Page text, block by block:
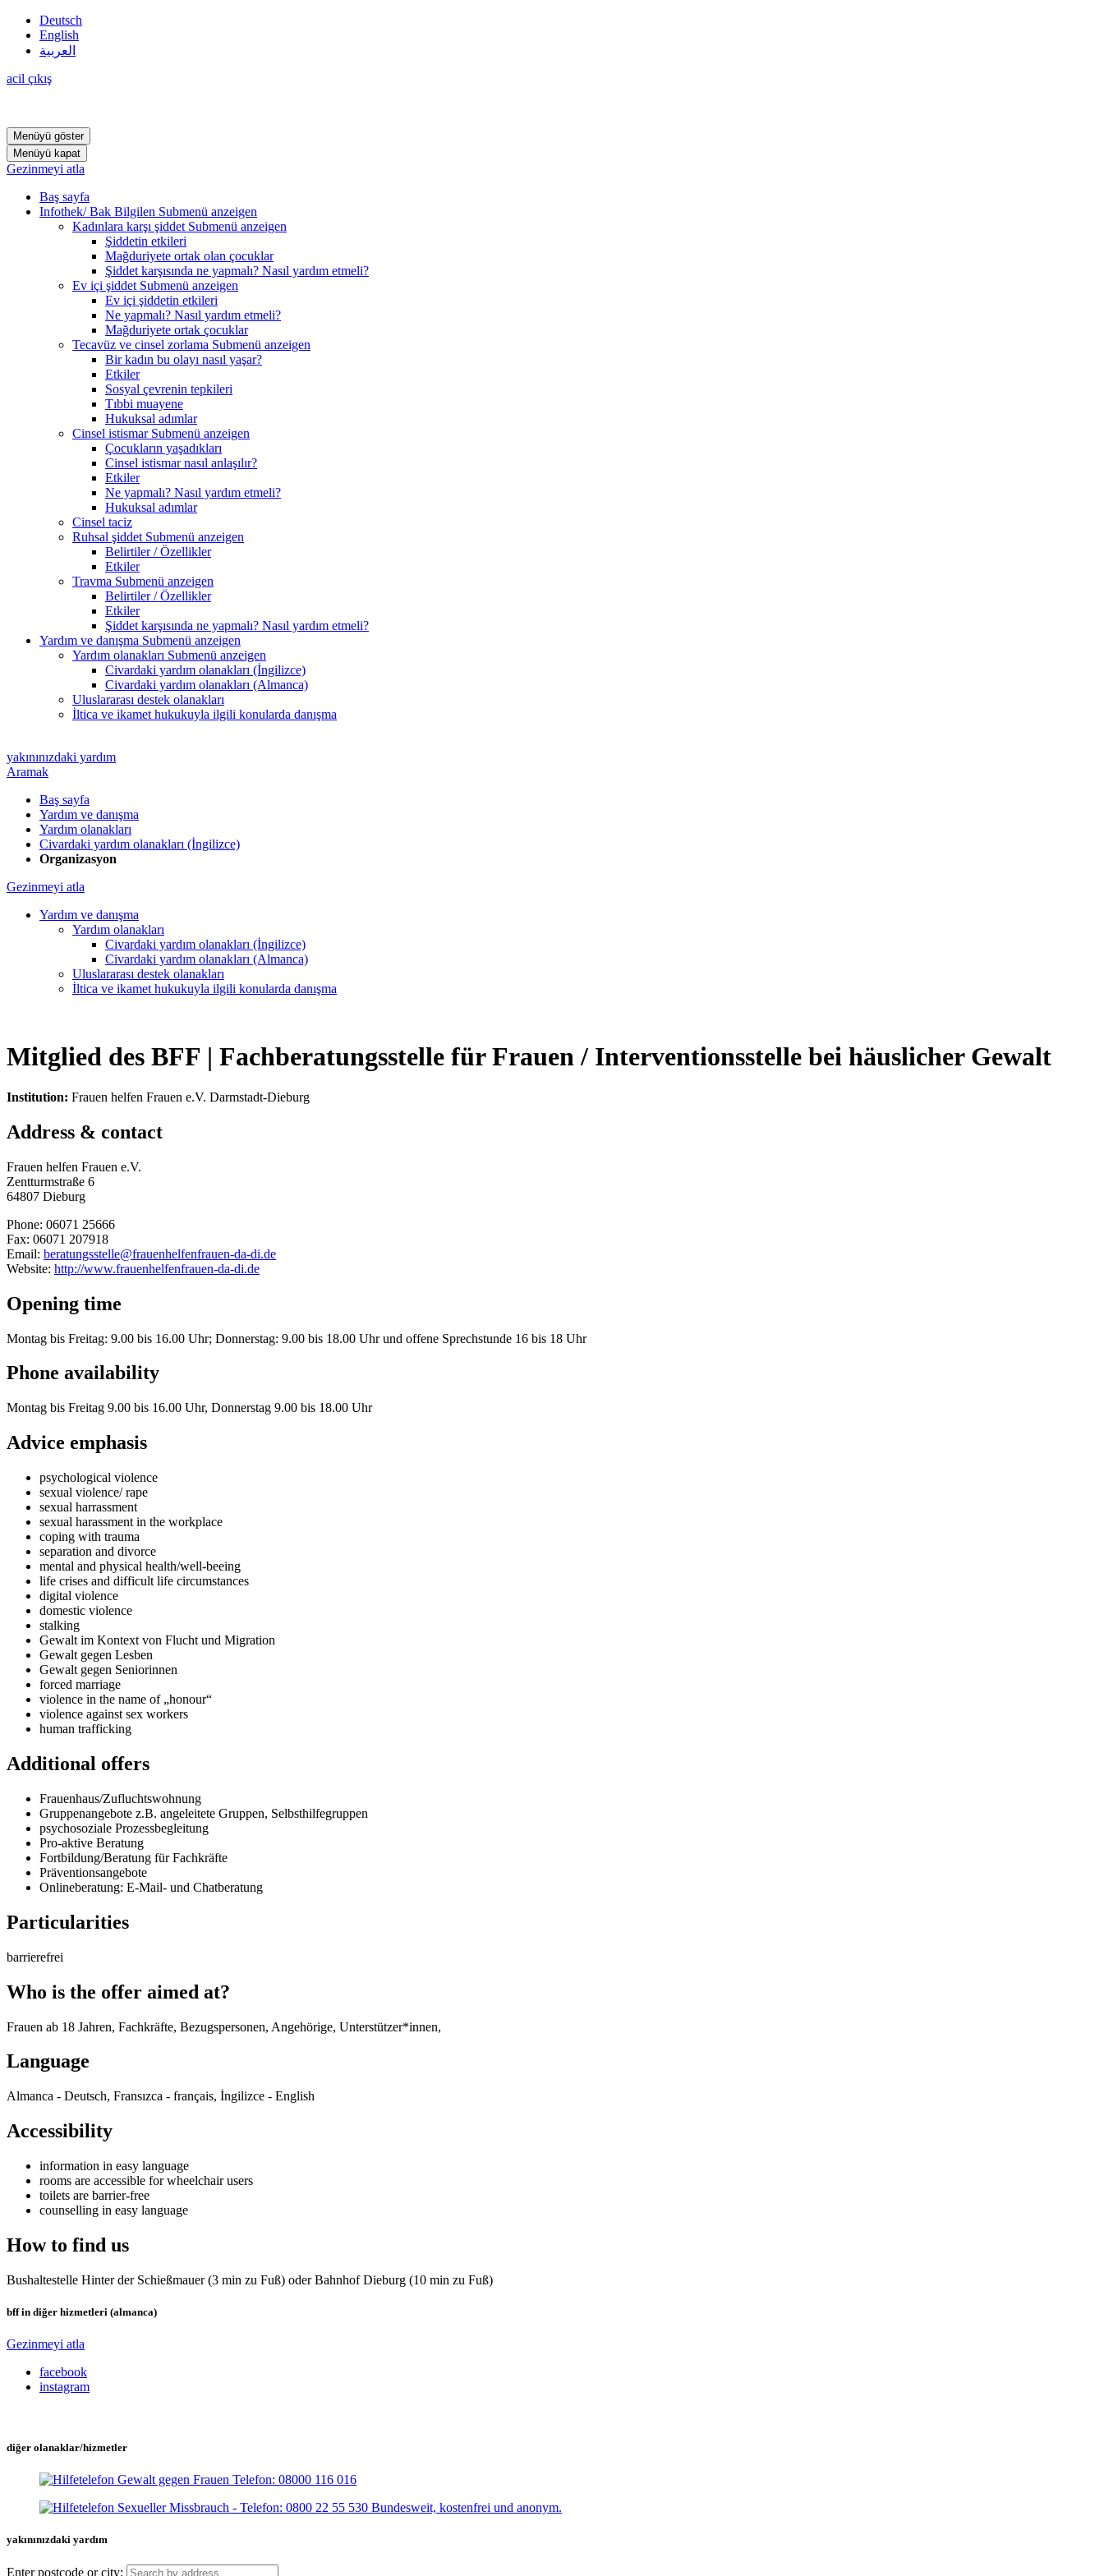
Deutsch
English
العربية
acil çıkış
Menüyü göster
Menüyü kapat
Gezinmeyi atla
Baş sayfa
Infothek/ Bak Bilgilen Submenü anzeigen
Kadınlara karşı şiddet Submenü anzeigen
Şiddetin etkileri
Mağduriyete ortak olan çocuklar
Şiddet karşısında ne yapmalı? Nasıl yardım etmeli?
Ev içi şiddet Submenü anzeigen
Ev içi şiddetin etkileri
Ne yapmalı? Nasıl yardım etmeli?
Mağduriyete ortak çocuklar
Tecavüz ve cinsel zorlama Submenü anzeigen
Bir kadın bu olayı nasıl yaşar?
Etkiler
Sosyal çevrenin tepkileri
Tıbbi muayene
Hukuksal adımlar
Cinsel istismar Submenü anzeigen
Çocukların yaşadıkları
Cinsel istismar nasıl anlaşılır?
Etkiler
Ne yapmalı? Nasıl yardım etmeli?
Hukuksal adımlar
Cinsel taciz
Ruhsal şiddet Submenü anzeigen
Belirtiler / Özellikler
Etkiler
Travma Submenü anzeigen
Belirtiler / Özellikler
Etkiler
Şiddet karşısında ne yapmalı? Nasıl yardım etmeli?
Yardım ve danışma Submenü anzeigen
Yardım olanakları Submenü anzeigen
Civardaki yardım olanakları (İngilizce)
Civardaki yardım olanakları (Almanca)
Uluslararası destek olanakları
İltica ve ikamet hukukuyla ilgili konularda danışma
yakınınızdaki yardım
Aramak
Baş sayfa
Yardım ve danışma
Yardım olanakları
Civardaki yardım olanakları (İngilizce)
Organizasyon
Gezinmeyi atla
Yardım ve danışma
Yardım olanakları
Civardaki yardım olanakları (İngilizce)
Civardaki yardım olanakları (Almanca)
Uluslararası destek olanakları
İltica ve ikamet hukukuyla ilgili konularda danışma
Mitglied des BFF | Fachberatungsstelle für Frauen / Interventionsstelle bei häuslicher Gewalt
Institution: Frauen helfen Frauen e.V. Darmstadt-Dieburg
Address & contact
Frauen helfen Frauen e.V.
Zentturmstraße 6
64807 Dieburg
Phone: 06071 25666
Fax: 06071 207918
Email: beratungsstelle@frauenhelfenfrauen-da-di.de
Website: http://www.frauenhelfenfrauen-da-di.de
Opening time
Montag bis Freitag: 9.00 bis 16.00 Uhr; Donnerstag: 9.00 bis 18.00 Uhr und offene Sprechstunde 16 bis 18 Uhr
Phone availability
Montag bis Freitag 9.00 bis 16.00 Uhr, Donnerstag 9.00 bis 18.00 Uhr
Advice emphasis
psychological violence
sexual violence/ rape
sexual harrassment
sexual harassment in the workplace
coping with trauma
separation and divorce
mental and physical health/well-beeing
life crises and difficult life circumstances
digital violence
domestic violence
stalking
Gewalt im Kontext von Flucht und Migration
Gewalt gegen Lesben
Gewalt gegen Seniorinnen
forced marriage
violence in the name of „honour“
violence against sex workers
human trafficking
Additional offers
Frauenhaus/Zufluchtswohnung
Gruppenangebote z.B. angeleitete Gruppen, Selbsthilfegruppen
psychosoziale Prozessbegleitung
Pro-aktive Beratung
Fortbildung/Beratung für Fachkräfte
Präventionsangebote
Onlineberatung: E-Mail- und Chatberatung
Particularities
barrierefrei
Who is the offer aimed at?
Frauen ab 18 Jahren, Fachkräfte, Bezugspersonen, Angehörige, Unterstützer*innen,
Language
Almanca - Deutsch, Fransızca - français, İngilizce - English
Accessibility
information in easy language
rooms are accessible for wheelchair users
toilets are barrier-free
counselling in easy language
How to find us
Bushaltestelle Hinter der Schießmauer (3 min zu Fuß) oder Bahnhof Dieburg (10 min zu Fuß)
bff in diğer hizmetleri (almanca)
Gezinmeyi atla
facebook
instagram
diğer olanaklar/hizmetler
yakınınızdaki yardım
Enter postcode or city: